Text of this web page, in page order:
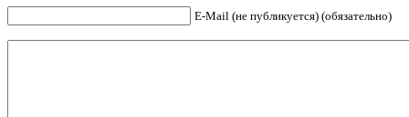
E-Mail (не публикуется) (обязательно)